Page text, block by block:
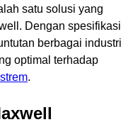
satu solusi yang
Dengan spesifikasi
berbagai industri
optimal terhadap
.